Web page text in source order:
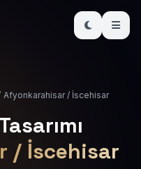
Afyonkarahisar / İscehisar
/ İscehisar